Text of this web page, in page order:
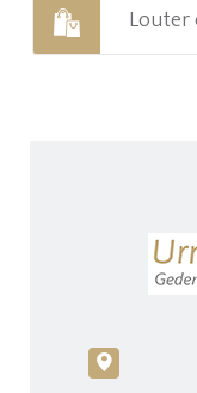
Louter
c